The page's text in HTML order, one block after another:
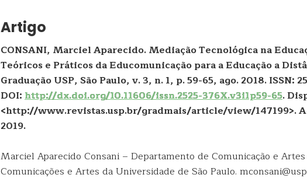
Artigo
CONSANI, Marciel Aparecido. Mediação Tecnológica na
Teóricos e Práticos da Educomunicação para a Educação a
Graduação USP, São Paulo, v. 3, n. 1, p. 59-65, ago. 2018. ISSN:
DOI:http://dx.doi.org/10.11606/issn.2525-376X.v3i1p59-65.
<http://www.revistas.usp.br/gradmais/article/view/147199>.
2019.
Marciel Aparecido Consani – Departamento de Comunicação e
Comunicações e Artes da Universidade de São Paulo.